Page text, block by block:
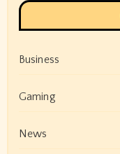
Business
Gaming
News